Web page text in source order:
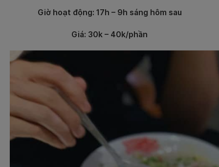
Giờ hoạt động: 17h – 9h sáng hôm sau
Giá: 30k – 40k/phần